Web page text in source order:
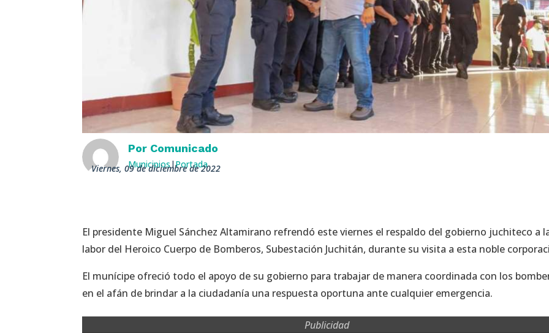
Por Comunicado
Municipios|Portada
viernes, 09 de diciembre de 2022
El presidente Miguel Sánchez Altamirano refrendó este viernes el respaldo del gobierno juchiteco a
labor del Heroico Cuerpo de Bomberos, Subestación Juchitán, durante su visita a esta noble
El munícipe ofreció todo el apoyo de su gobierno para trabajar de manera coordinada con los
en el afán de brindar a la ciudadanía una respuesta oportuna ante cualquier emergencia.
Publicidad